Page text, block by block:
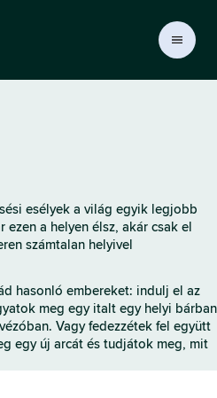
esélyek a világ egyik legjobb
ezen a helyen élsz, akár csak el
számtalan helyivel
hasonló embereket: indulj el az
meg egy italt egy helyi bárban
Vagy fedezzétek fel együtt
egy új arcát és tudjátok meg, mit